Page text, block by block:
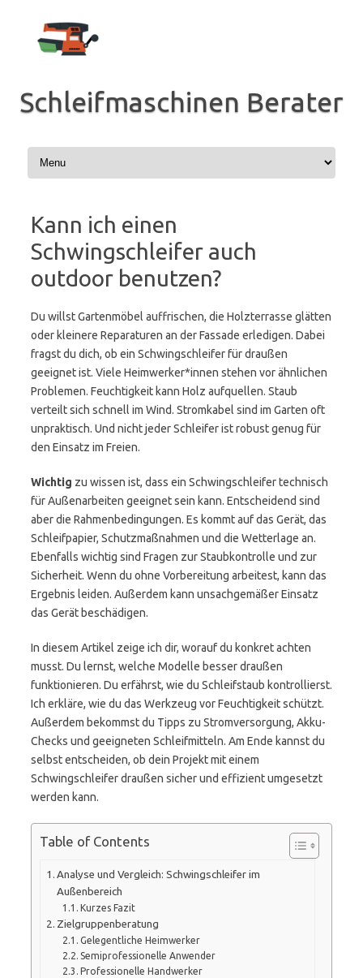
springen
Schleifmaschinen Berater
Kann ich einen
Schwingschleifer auch
outdoor benutzen?
Du willst Gartenmöbel auffrischen, die Holzterrasse glätten
oder kleinere Reparaturen an der Fassade erledigen. Dabei
fragst du dich, ob ein Schwingschleifer für draußen
geeignet ist. Viele Heimwerker*innen stehen vor ähnlichen
Problemen. Feuchtigkeit kann Holz aufquellen. Staub
verteilt sich schnell im Wind. Stromkabel sind im Garten oft
unpraktisch. Und nicht jeder Schleifer ist robust genug für
den Einsatz im Freien.
Wichtig zu wissen ist, dass ein Schwingschleifer technisch
für Außenarbeiten geeignet sein kann. Entscheidend sind
aber die Rahmenbedingungen. Es kommt auf das Gerät, das
Schleifpapier, Schutzmaßnahmen und die Wetterlage an.
Ebenfalls wichtig sind Fragen zur Staubkontrolle und zur
Sicherheit. Wenn du ohne Vorbereitung arbeitest, kann das
Ergebnis leiden. Außerdem kann unsachgemäßer Einsatz
das Gerät beschädigen.
In diesem Artikel zeige ich dir, worauf du konkret achten
musst. Du lernst, welche Modelle besser draußen
funktionieren. Du erfährst, wie du Schleifstaub kontrollierst.
Ich erkläre, wie du das Werkzeug vor Feuchtigkeit schützt.
Außerdem bekommst du Tipps zu Stromversorgung, Akku-
Checks und geeigneten Schleifmitteln. Am Ende kannst du
selbst entscheiden, ob dein Projekt mit einem
Schwingschleifer draußen sicher und effizient umgesetzt
werden kann.
Table of Contents
Analyse und Vergleich: Schwingschleifer im
Außenbereich
Kurzes Fazit
Zielgruppenberatung
Gelegentliche Heimwerker
Semiprofessionelle Anwender
Professionelle Handwerker